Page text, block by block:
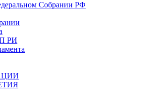
Собрании РФ
РИ